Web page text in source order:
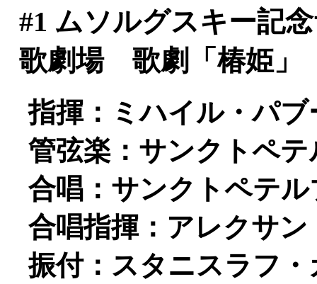
#1 ムソルグスキー記
歌劇場 歌劇「椿姫」
指揮：ミハイル・パブ
管弦楽：サンクトペ
合唱：サンクトペテ
合唱指揮：アレクサ
振付：スタニスラフ